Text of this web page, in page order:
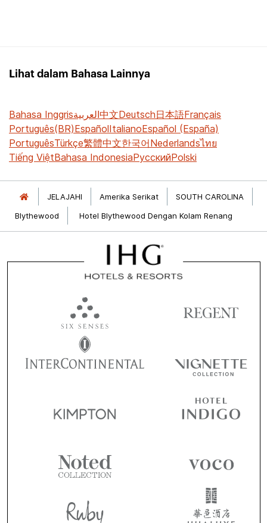
Lihat dalam Bahasa Lainnya
Bahasa Inggrisالعربية中文Deutsch日本語Français
Português(BR)EspañolItalianoEspañol (España)
PortuguêsTürkçe繁體中文한국어Nederlandsไทย
Tiếng ViệtBahasa IndonesiaРусскийPolski
JELAJAHI Amerika Serikat
SOUTH CAROLINA
Blythewood
Hotel Blythewood Dengan Kolam Renang